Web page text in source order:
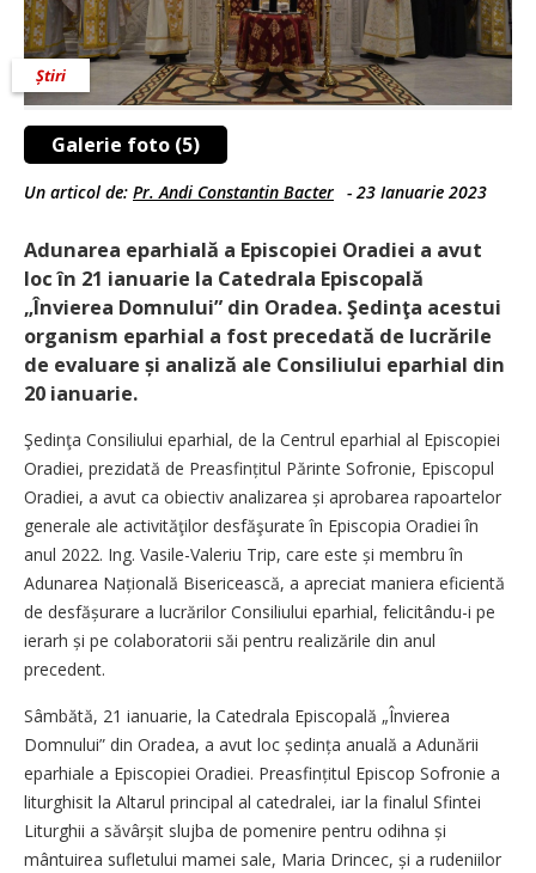
Galerie foto (5)
Știri
Un articol de: Pr. Andi Constantin Bacter - 23 Ianuarie 2023
Adunarea eparhială a Episcopiei Oradiei a avut
loc în 21 ianuarie la Catedrala Episcopală
„Învierea Domnului” din Oradea. Şedinţa acestui
organism eparhial a fost precedată de lucrările
de evaluare și analiză ale Consiliului eparhial din
20 ianuarie.
Şedinţa Consiliului eparhial, de la Centrul eparhial al Episcopiei
Oradiei, prezidată de Preasfințitul Părinte Sofronie, Episcopul
Oradiei, a avut ca obiectiv analizarea și aprobarea rapoartelor
generale ale activităţilor desfăşurate în Episcopia Oradiei în
anul 2022. Ing. Vasile-Valeriu Trip, care este și membru în
Adunarea Națională Bisericească, a apreciat maniera eficientă
de desfășurare a lucrărilor Consiliului eparhial, felicitându-i pe
ierarh și pe colaboratorii săi pentru realizările din anul
precedent.
Sâmbătă, 21 ianuarie, la Catedrala Episcopală „Învierea
Domnului” din Oradea, a avut loc șe­dința anuală a Adunării
eparhiale a Episcopiei Oradiei. Preasfințitul Episcop Sofronie a
liturghisit la Altarul principal al catedralei, iar la finalul Sfintei
Liturghii a săvâr­șit slujba de pomenire pentru odihna și
mântuirea sufletului mamei sale, Maria Drincec, și a ru­deniilor